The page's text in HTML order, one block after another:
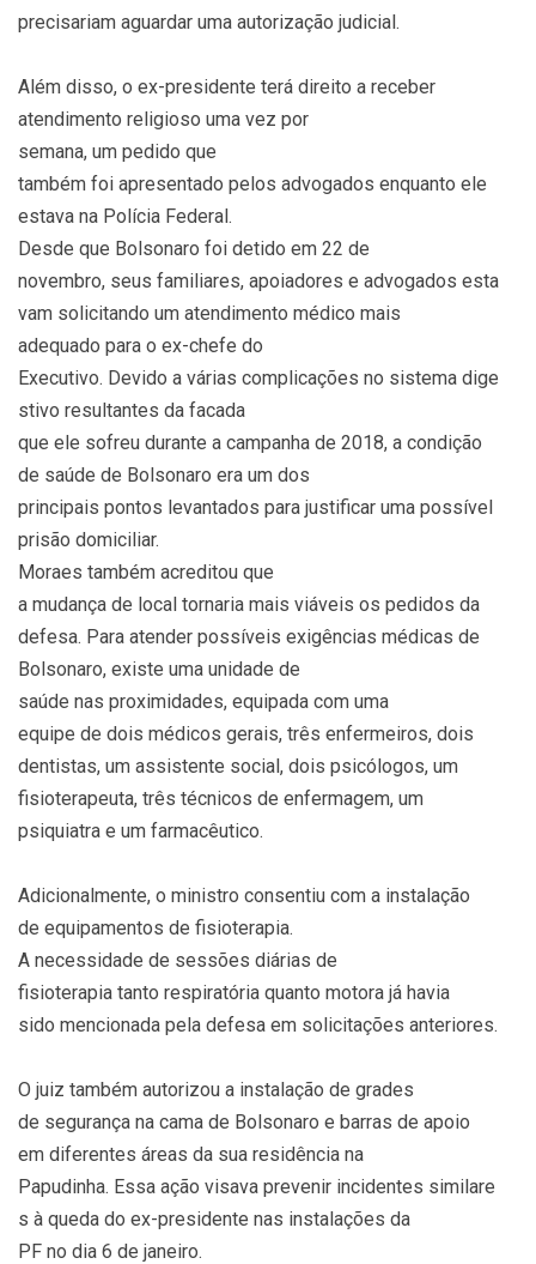
precisariam aguardar uma autorização judicial.
Além disso, o ex-presidente terá direito a receber
atendimento religioso uma vez por
semana, um pedido que
também foi apresentado pelos advogados enquanto ele
estava na Polícia Federal.
Desde que Bolsonaro foi detido em 22 de
novembro, seus familiares, apoiadores e advogados esta
vam solicitando um atendimento médico mais
adequado para o ex-chefe do
Executivo. Devido a várias complicações no sistema dige
stivo resultantes da facada
que ele sofreu durante a campanha de 2018, a condição
de saúde de Bolsonaro era um dos
principais pontos levantados para justificar uma possível
prisão domiciliar.
Moraes também acreditou que
a mudança de local tornaria mais viáveis os pedidos da
defesa. Para atender possíveis exigências médicas de
Bolsonaro, existe uma unidade de
saúde nas proximidades, equipada com uma
equipe de dois médicos gerais, três enfermeiros, dois
dentistas, um assistente social, dois psicólogos, um
fisioterapeuta, três técnicos de enfermagem, um
psiquiatra e um farmacêutico.
Adicionalmente, o ministro consentiu com a instalação
de equipamentos de fisioterapia.
A necessidade de sessões diárias de
fisioterapia tanto respiratória quanto motora já havia
sido mencionada pela defesa em solicitações anteriores.
O juiz também autorizou a instalação de grades
de segurança na cama de Bolsonaro e barras de apoio
em diferentes áreas da sua residência na
Papudinha. Essa ação visava prevenir incidentes similare
s à queda do ex-presidente nas instalações da
PF no dia 6 de janeiro.